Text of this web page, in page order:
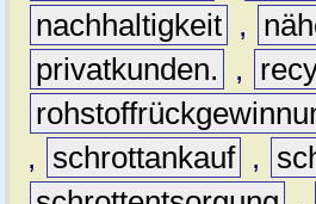
nachhaltigkeit ,
privatkunden.
,
,
schrottankauf ,